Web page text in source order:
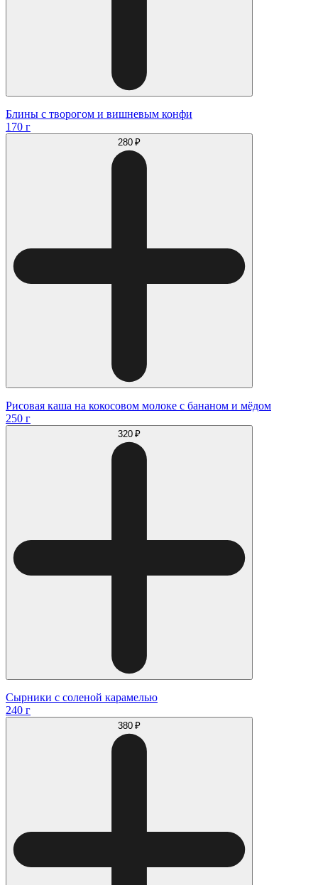
Блины с творогом и вишневым конфи
170 г
280 ₽
Рисовая каша на кокосовом молоке с бананом и мёдом
250 г
320 ₽
Сырники с соленой карамелью
240 г
380 ₽